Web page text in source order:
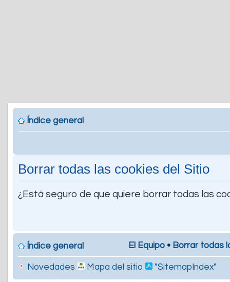
Índice general
Borrar todas las cookies del Sitio
¿Está seguro de que quiere borrar todas las
Índice general El Equipo • Borrar todas
Novedades Mapa del sitio "SitemapIndex"